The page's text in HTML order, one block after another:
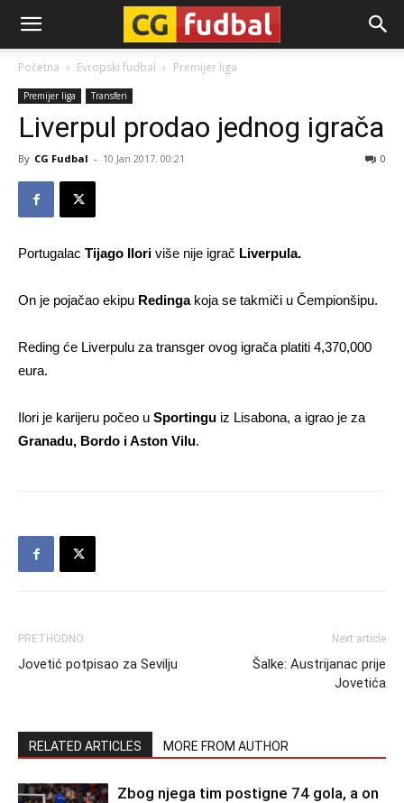
CG-
Fudbal
Početna Evropski fudbal Premijer liga
Premijer liga Transferi
Liverpul prodao jednog igrača
By CG Fudbal - 10 Jan 2017. 00:21 0
Portugalac Tijago Ilori više nije igrač Liverpula.
On je pojačao ekipu Redingakoja se takmiči u Čempionšipu.
Reding će Liverpulu za transger ovog igrača platiti 4,370,000
eura.
Ilori je karijeru počeo u Sportingu iz Lisabona, a igrao je za
Granadu, Bordo i Aston Vilu.
PRETHODNO
Jovetić potpisao za Sevilju
Next article
Šalke: Austrijanac prije
Jovetića
RELATED ARTICLES MORE FROM AUTHOR
Zbog njega tim postigne 74 gola, a on